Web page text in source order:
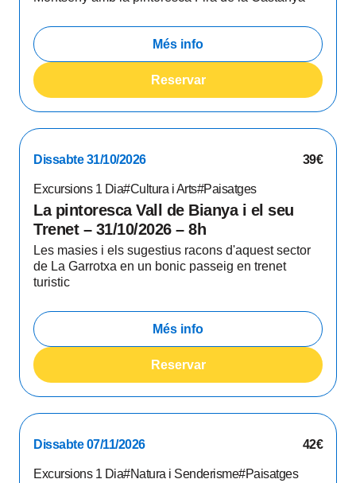
Més info
Reservar
Dissabte 31/10/2026 39€
Excursions 1 Dia#Cultura i Arts#Paisatges
La pintoresca Vall de Bianya i el seu
Trenet – 31/10/2026 – 8h
Les masies i els sugestius racons d'aquest sector
de La Garrotxa en un bonic passeig en trenet
turistic
Més info
Reservar
Dissabte 07/11/2026 42€
Excursions 1 Dia#Natura i Senderisme#Paisatges